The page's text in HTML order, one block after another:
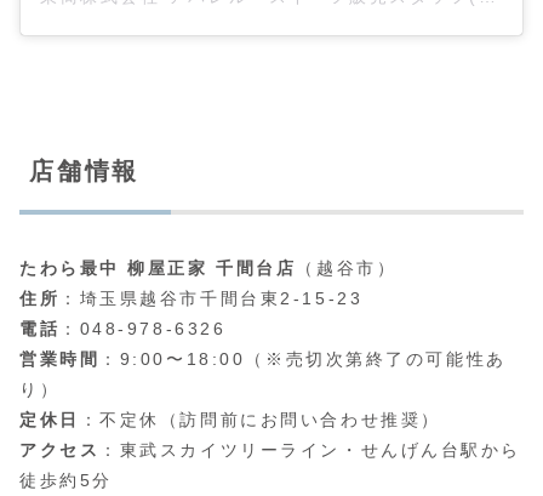
店舗情報
たわら最中 柳屋正家 千間台店
（越谷市）
住所 ：埼玉県越谷市千間台東2-15-23
電話 ：048-978-6326
営業時間
：9:00〜18:00（※売切次第終了の可能性あ
り）
定休日
：不定休（訪問前にお問い合わせ推奨）
アクセス ：東武スカイツリーライン・せんげん台駅から
徒歩約5分